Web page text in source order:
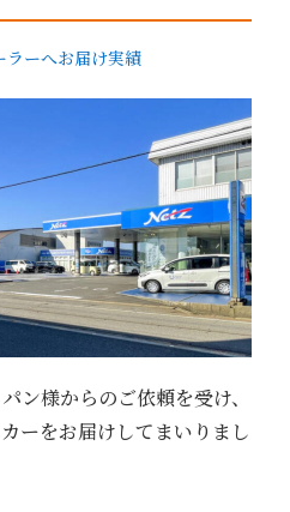
ラーへお届け実績
ン様からのご依頼を受け、
ーをお届けしてまいりまし